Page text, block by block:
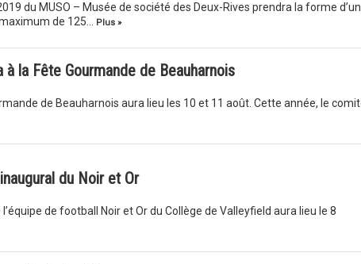
du MUSO – Musée de société des Deux-Rives prendra la forme d’un
de 125…
Plus »
la Fête Gourmande de Beauharnois
de Beauharnois aura lieu les 10 et 11 août. Cette année, le
du Noir et Or
de football Noir et Or du Collège de Valleyfield aura lieu le 8